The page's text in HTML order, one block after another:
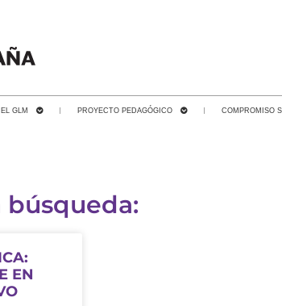
GLM PROYECTO PEDAGÓGICO COMPROMISO
búsqueda:
EN